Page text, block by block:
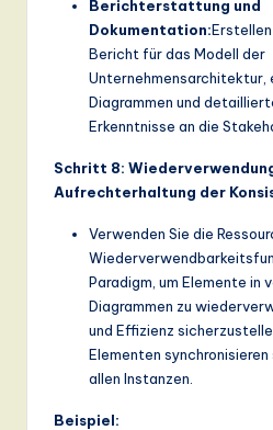
Berichterstattung und
Dokumentation:
Bericht für das Modell der
Unternehmensarchitektur,
Diagrammen und
Erkenntnisse an die
Schritt 8:
Aufrechterhaltung der
Verwenden Sie die
Paradigm, um Elemente in
Diagrammen zu
und Effizienz
Elementen
allen Instanzen.
Beispiel: